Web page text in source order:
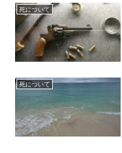
死について
死について